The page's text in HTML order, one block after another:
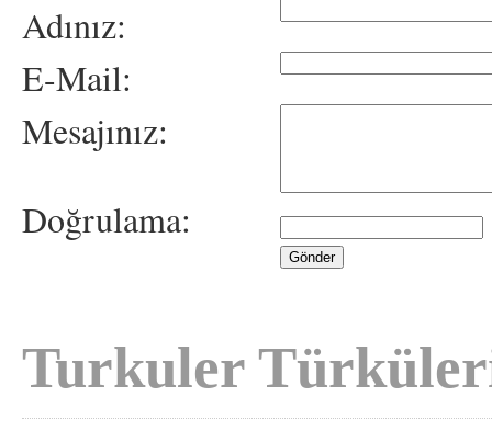
Adınız:
E-Mail:
Mesajınız:
Doğrulama:
Turkuler